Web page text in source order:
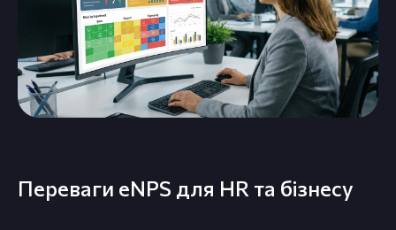
Переваги eNPS для HR та бізнесу